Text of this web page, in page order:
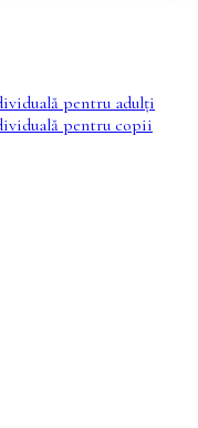
pentru adulți
pentru copii